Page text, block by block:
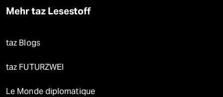
Mehr taz Lesestoff
taz Blogs
taz FUTURZWEI
Le Monde diplomatique